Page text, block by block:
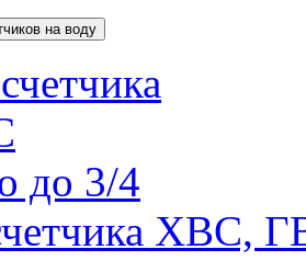
ХВС,